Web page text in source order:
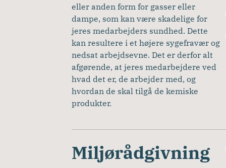
eller anden form for gasser eller
dampe, som kan være skadelige for
jeres medarbejders sundhed. Dette
kan resultere i et højere sygefravær og
nedsat arbejdsevne. Det er derfor alt
afgørende, at jeres medarbejdere ved
hvad det er, de arbejder med, og
hvordan de skal tilgå de kemiske
produkter.
Miljørådgivning